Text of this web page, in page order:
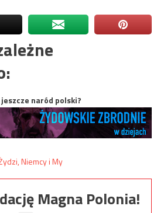
naród polski?
Magna Polonia!